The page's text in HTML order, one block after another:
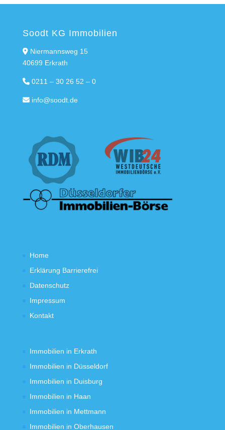
Soodt KG Immobilien
Niermannsweg 15
40699 Erkrath
0211 – 30 26 52 – 0
info@soodt.de
Home
Erklärung Barrierefrei
Datenschutz
Impressum
Kontakt
Immobilien in Erkrath
Immobilien in Düsseldorf
Immobilien in Duisburg
Immobilien in Haan
Immobilien in Mettmann
Immobilien in Oberhausen